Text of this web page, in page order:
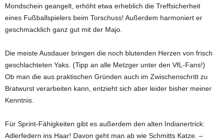
Mondschein geangelt, erhöht etwa erheblich die Treffsicherheit
eines Fußballspielers beim Torschuss! Außerdem harmoniert er
geschmacklich ganz gut mit der Majo.
Die meiste Ausdauer bringen die noch blutenden Herzen von frisch
geschlachteten Yaks. (Tipp an alle Metzger unter den VfL-Fans!)
Ob man die aus praktischen Gründen auch im Zwischenschritt zu
Bratwurst verarbeiten kann, entzieht sich aber leider bisher meiner
Kenntnis.
Für Sprint-Fähigkeiten gibt es außerdem den alten Indianertrick:
Adlerfedern ins Haar! Davon geht man ab wie Schmitts Katze. –